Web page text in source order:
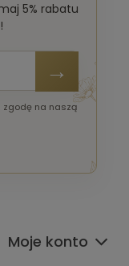
5% rabatu
zgodę na naszą
Moje konto